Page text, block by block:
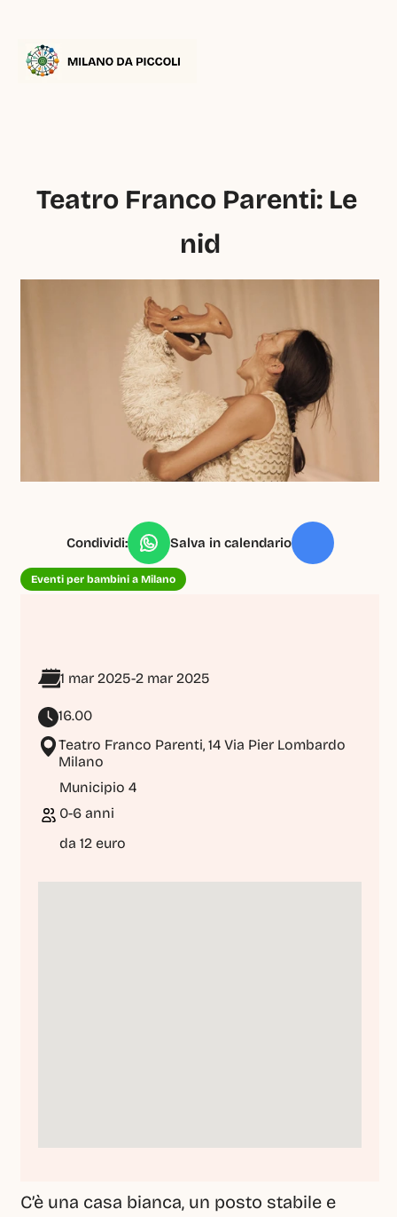
Teatro Franco Parenti: Le
nid
C’è una casa bianca, un posto stabile e
Condividi: Salva in calendario
Eventi per bambini a Milano
1 mar 2025-2 mar 2025
16.00
Teatro Franco Parenti, 14 Via Pier Lombardo
Milano
Municipio 4
0-6 anni
da 12 euro